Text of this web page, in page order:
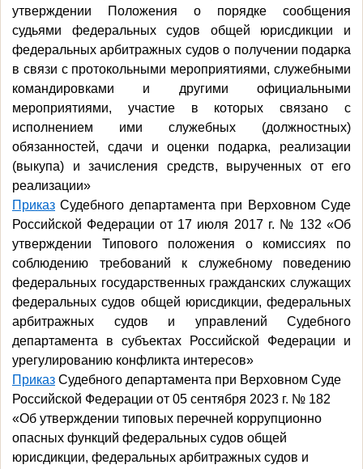
утверждении Положения о порядке сообщения
судьями федеральных судов общей юрисдикции и
федеральных арбитражных судов о получении подарка
в связи с протокольными мероприятиями, служебными
командировками и другими официальными
мероприятиями, участие в которых связано с
исполнением ими служебных (должностных)
обязанностей, сдачи и оценки подарка, реализации
(выкупа) и зачисления средств, вырученных от его
реализации»
Приказ Судебного департамента при Верховном Суде
Российской Федерации от 17 июля 2017 г. № 132 «Об
утверждении Типового положения о комиссиях по
соблюдению требований к служебному поведению
федеральных государственных гражданских служащих
федеральных судов общей юрисдикции, федеральных
арбитражных судов и управлений Судебного
департамента в субъектах Российской Федерации и
урегулированию конфликта интересов»
Приказ Судебного департамента при Верховном Суде
Российской Федерации от 05 сентября 2023 г. № 182
«Об утверждении типовых перечней коррупционно
опасных функций федеральных судов общей
юрисдикции, федеральных арбитражных судов и